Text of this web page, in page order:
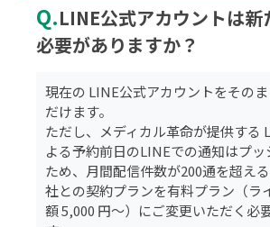
Q.LINE公式アカウントは新
必要がありますか？
現在の LINE公式アカウントをその
だけます。
ただし、メディカル革命が提供する
よる予約前日のLINEでの通知はプッ
ため、月間配信件数が200通を超え
社との契約プランを有料プラン（ラ
額 5,000 円～）にご変更いただく必